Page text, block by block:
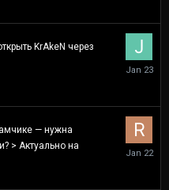
KrAkeN через
January
23
— нужна
> Актуально на
January
22